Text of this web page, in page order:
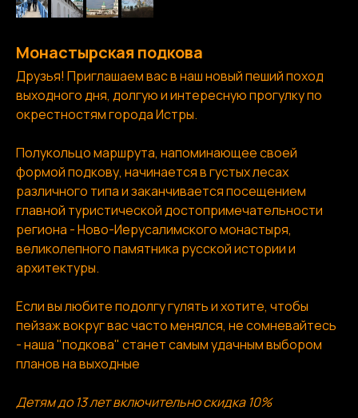
Монастырская подкова
Друзья! Приглашаем вас в наш новый пеший поход
выходного дня, долгую и интересную прогулку по
окрестностям города Истры.
Полукольцо маршрута, напоминающее своей
формой подкову, начинается в густых лесах
различного типа и заканчивается посещением
главной туристической достопримечательности
региона - Ново-Иерусалимского монастыря,
великолепного памятника русской истории и
архитектуры.
Если вы любите подолгу гулять и хотите, чтобы
пейзаж вокруг вас часто менялся, не сомневайтесь
- наша "подкова" станет самым удачным выбором
планов на выходные
Детям до 13 лет включительно скидка 10%